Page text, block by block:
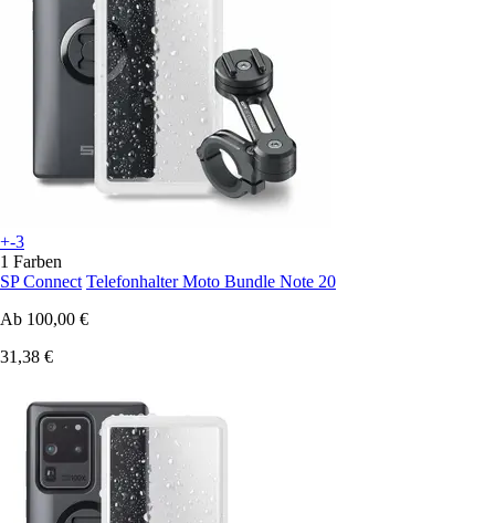
+-3
1 Farben
SP Connect Telefonhalter Moto Bundle Note 20
Ab 100,00 €
31,38 €